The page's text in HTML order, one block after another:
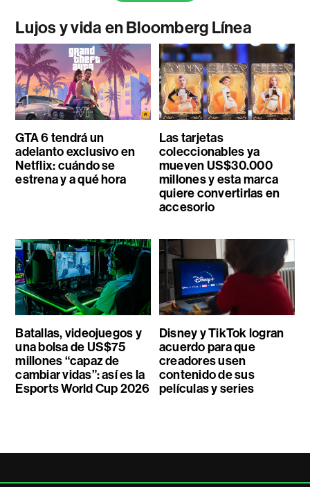
Lujos y vida en Bloomberg Línea
GTA 6 tendrá un
adelanto exclusivo en
Netflix: cuándo se
estrena y a qué hora
Las tarjetas
coleccionables ya
mueven US$30.000
millones y esta marca
quiere convertirlas en
accesorio
Batallas, videojuegos y
una bolsa de US$75
millones “capaz de
cambiar vidas”: así es la
Esports World Cup 2026
Disney y TikTok logran
acuerdo para que
creadores usen
contenido de sus
películas y series